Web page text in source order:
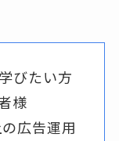
びたい方
様
広告運用